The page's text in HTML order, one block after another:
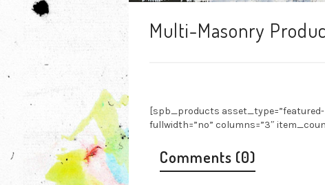
Multi-Masonry
[spb_products
fullwidth=”no” columns=”3″
Comments (0)